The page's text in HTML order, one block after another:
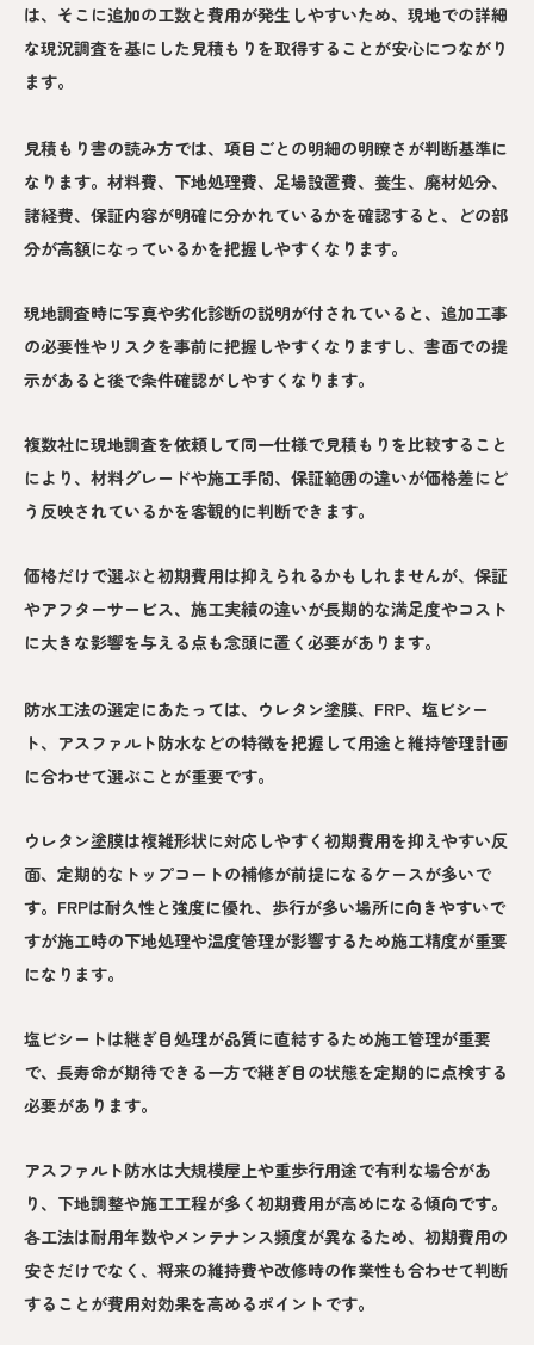
は、そこに追加の工数と費用が発生しやすいため、現地での詳細
な現況調査を基にした見積もりを取得することが安心につながり
ます。
見積もり書の読み方では、項目ごとの明細の明瞭さが判断基準に
なります。材料費、下地処理費、足場設置費、養生、廃材処分、
諸経費、保証内容が明確に分かれているかを確認すると、どの部
分が高額になっているかを把握しやすくなります。
現地調査時に写真や劣化診断の説明が付されていると、追加工事
の必要性やリスクを事前に把握しやすくなりますし、書面での提
示があると後で条件確認がしやすくなります。
複数社に現地調査を依頼して同一仕様で見積もりを比較すること
により、材料グレードや施工手間、保証範囲の違いが価格差にど
う反映されているかを客観的に判断できます。
価格だけで選ぶと初期費用は抑えられるかもしれませんが、保証
やアフターサービス、施工実績の違いが長期的な満足度やコスト
に大きな影響を与える点も念頭に置く必要があります。
防水工法の選定にあたっては、ウレタン塗膜、FRP、塩ビシー
ト、アスファルト防水などの特徴を把握して用途と維持管理計画
に合わせて選ぶことが重要です。
ウレタン塗膜は複雑形状に対応しやすく初期費用を抑えやすい反
面、定期的なトップコートの補修が前提になるケースが多いで
す。FRPは耐久性と強度に優れ、歩行が多い場所に向きやすいで
すが施工時の下地処理や温度管理が影響するため施工精度が重要
になります。
塩ビシートは継ぎ目処理が品質に直結するため施工管理が重要
で、長寿命が期待できる一方で継ぎ目の状態を定期的に点検する
必要があります。
アスファルト防水は大規模屋上や重歩行用途で有利な場合があ
り、下地調整や施工工程が多く初期費用が高めになる傾向です。
各工法は耐用年数やメンテナンス頻度が異なるため、初期費用の
安さだけでなく、将来の維持費や改修時の作業性も合わせて判断
することが費用対効果を高めるポイントです。